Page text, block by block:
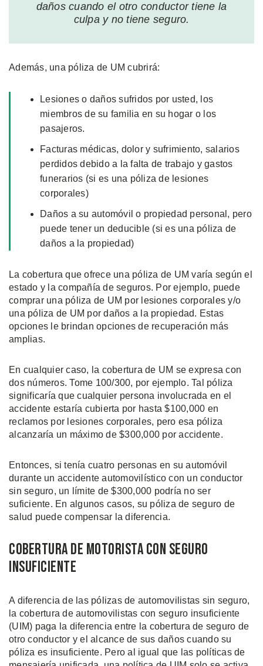
daños cuando el otro conductor tiene la
culpa y no tiene seguro.
Además, una póliza de UM cubrirá:
Lesiones o daños sufridos por usted, los
miembros de su familia en su hogar o los
pasajeros.
Facturas médicas, dolor y sufrimiento, salarios
perdidos debido a la falta de trabajo y gastos
funerarios (si es una póliza de lesiones
corporales)
Daños a su automóvil o propiedad personal, pero
puede tener un deducible (si es una póliza de
daños a la propiedad)
La cobertura que ofrece una póliza de UM varía según el
estado y la compañía de seguros. Por ejemplo, puede
comprar una póliza de UM por lesiones corporales y/o
una póliza de UM por daños a la propiedad. Estas
opciones le brindan opciones de recuperación más
amplias.
En cualquier caso, la cobertura de UM se expresa con
dos números. Tome 100/300, por ejemplo. Tal póliza
significaría que cualquier persona involucrada en el
accidente estaría cubierta por hasta $100,000 en
reclamos por lesiones corporales, pero esa póliza
alcanzaría un máximo de $300,000 por accidente.
Entonces, si tenía cuatro personas en su automóvil
durante un accidente automovilístico con un conductor
sin seguro, un límite de $300,000 podría no ser
suficiente. En algunos casos, su póliza de seguro de
salud puede compensar la diferencia.
Cobertura de Motorista Con Seguro
Insuficiente
A diferencia de las pólizas de automovilistas sin seguro,
la cobertura de automovilistas con seguro insuficiente
(UIM) paga la diferencia entre la cobertura de seguro de
otro conductor y el alcance de sus daños cuando su
póliza es insuficiente. Pero al igual que las políticas de